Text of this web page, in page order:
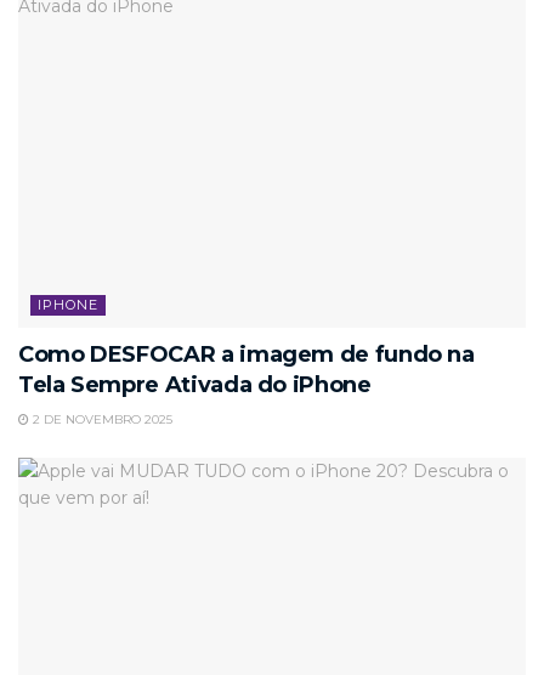
IPHONE
Como DESFOCAR a imagem de fundo na
Tela Sempre Ativada do iPhone
2 DE NOVEMBRO 2025